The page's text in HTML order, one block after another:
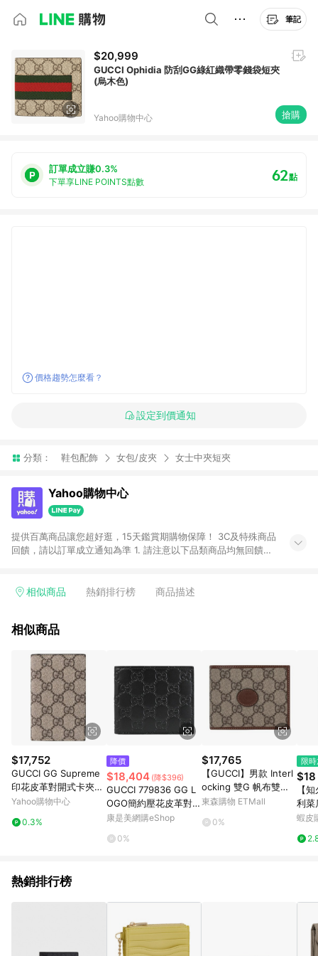
筆記
$20,999
GUCCI Ophidia 防刮GG綠紅織帶零錢袋短夾
(烏木色)
Yahoo購物中心 搶購
訂單成立賺0.3%
下單享LINE POINTS點數 62點
價格趨勢怎麼看？
設定到價通知
分類： 鞋包配飾 女包/皮夾 女士中夾短夾
Yahoo購物中心
提供百萬商品讓您超好逛，15天鑑賞期購物保障！ 3C及特殊商品
回饋，請以訂單成立通知為準 1. 請注意以下品類商品均無回饋：
電玩/遊戲/相機/單眼/鏡頭/拍立得 [2024/6/1起適用] -內接硬
的購回饋活動享Yahoo超贈點回饋者 - 購物中心商店之商品：商
3. 訂單回饋金額將扣除運費/購物金/超贈點/福利金/紅利折抵/折
價券等虛擬貨幣折抵 4. 大宗採購或批發轉賣不具回饋資格： 如
有相關事證認定您為大宗採購、批發轉賣而非最終消費使用者，
相關認定以Yahoo購物中心之認定為準
相似商品 熱銷排行榜 商品描述
相似商品
$17,752
GUCCI GG Supreme
印花皮革對開式卡夾
(駝)
Yahoo購物中心
0.3%
降價
$18,404 (降$396)
GUCCI 779836 GG L
OGO簡約壓花皮革對開
八卡短夾.黑
康是美網購eShop
0%
$17,765
【GUCCI】男款 Interl
ocking 雙G 帆布雙摺
短夾(含可拆式卡片套)-
TCG 8563
東森購物 ETMall
0%
限
$18
【
利菜
清潔
蝦皮
熱銷排行榜